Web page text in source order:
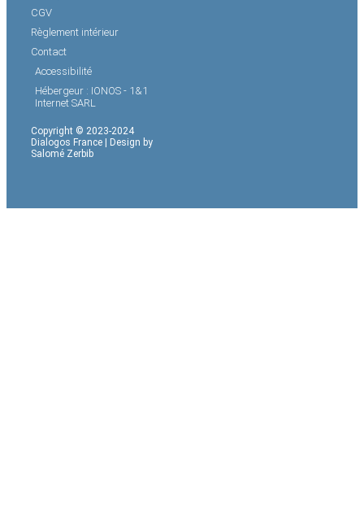
CGV
Règlement intérieur
Contact
Accessibilité
Hébergeur : IONOS - 1&1
Internet SARL
Copyright © 2023-2024
Dialogos France | Design by
Salomé Zerbib